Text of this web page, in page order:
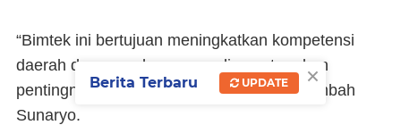
“Bimtek ini bertujuan meningkatkan kompetensi
daerah dan pemahaman media center akan
pentingnya pemanfaatan media sosial,” tambah
Sunaryo.
×
Berita Terbaru UPDATE